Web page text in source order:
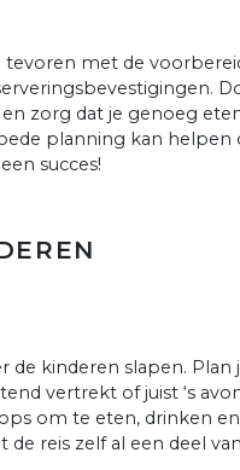
met de
en zorg dat je genoeg
planning kan helpen
succes!
kinderen slapen. Plan
vertrekt of juist ‘s
om te eten, drinken
reis zelf al een deel